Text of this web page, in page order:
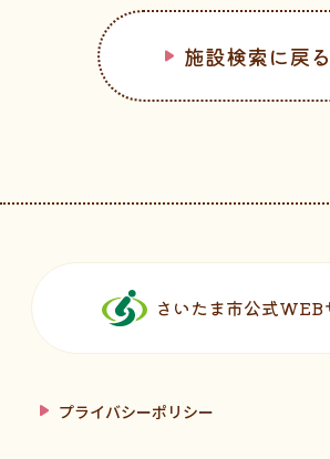
施設検索に戻る
さいたま市公式WEB
プライバシーポリシー